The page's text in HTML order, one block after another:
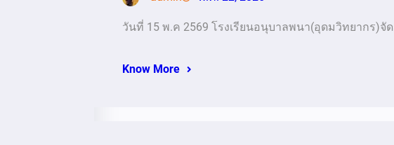
วันที่ 15 พ.ค 2569 โรงเรียนอนุบาลพนา(อุดมวิทยากร)จั
Know More